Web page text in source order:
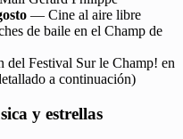
— Cine al aire libre
de baile en el Champ de
del Festival Sur le Champ! en
a continuación)
y estrellas